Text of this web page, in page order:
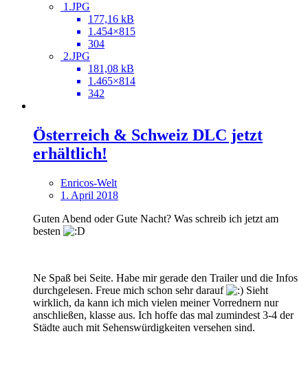
1.JPG
177,16 kB
1.454×815
304
2.JPG
181,08 kB
1.465×814
342
Österreich & Schweiz DLC jetzt
erhältlich!
Enricos-Welt
1. April 2018
Guten Abend oder Gute Nacht? Was schreib ich jetzt am
besten
Ne Spaß bei Seite. Habe mir gerade den Trailer und die Infos
durchgelesen. Freue mich schon sehr darauf
Sieht
wirklich, da kann ich mich vielen meiner Vorrednern nur
anschließen, klasse aus. Ich hoffe das mal zumindest 3-4 der
Städte auch mit Sehenswürdigkeiten versehen sind.